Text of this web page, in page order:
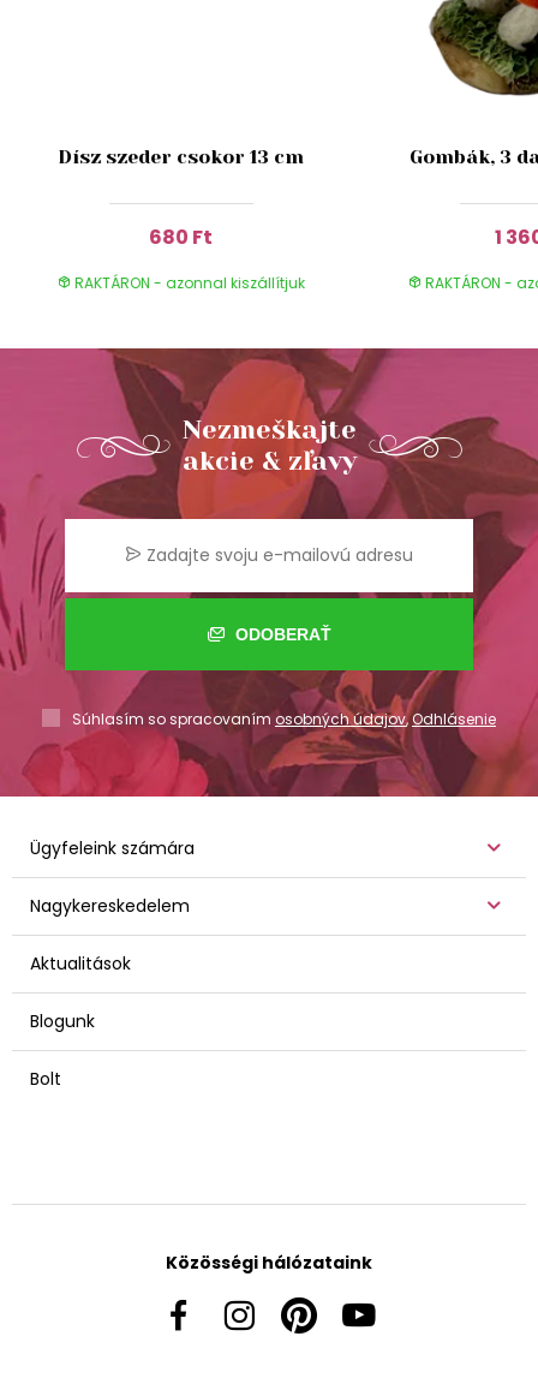
Dísz szeder csokor 13 cm
680 Ft
RAKTÁRON - azonnal kiszállítjuk
Gombák, 3
1
RAKTÁRON -
Nezmeškajte
akcie & zľavy
ODOBERAŤ
Súhlasím so spracovaním osobných údajov,Odhlásenie
Ügyfeleink számára
Nagykereskedelem
Aktualitások
Blogunk
Bolt
Közösségi hálózataink